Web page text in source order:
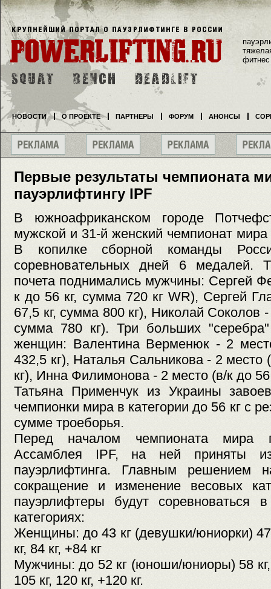
Первые результаты чемпионата
пауэрлифтингу IPF
В южноафриканском городе
мужской и 31-й женский чемпионат мира
В копилке сборной команды
соревновательных дней 6 медалей.
почета поднимались мужчины: Сергей
к до 56 кг, сумма 720 кг WR), Сергей
67,5 кг, сумма 800 кг), Николай Соколов
сумма 780 кг). Три больших "серебра"
женщин: Валентина Верменюк - 2
432,5 кг), Наталья Сальникова - 2 место
кг), Инна Филимонова - 2 место (в/к до 56
Татьяна Применчук из Украины
чемпионки мира в категории до 56 кг с
сумме троеборья.
Перед началом чемпионата мира
Ассамблея IPF, на ней приняты
пауэрлифтинга. Главным решением
сокращение и изменение весовых
пауэрлифтеры будут соревноваться
категориях:
Женщины: до 43 кг (девушки/юниорки) 47
кг, 84 кг, +84 кг
Мужчины: до 52 кг (юноши/юниоры) 58 кг,
105 кг, 120 кг, +120 кг.
фитнес
НОВОСТИ О ПРОЕКТЕ ПАРТНЕРЫ ФОРУМ АНОНСЫ